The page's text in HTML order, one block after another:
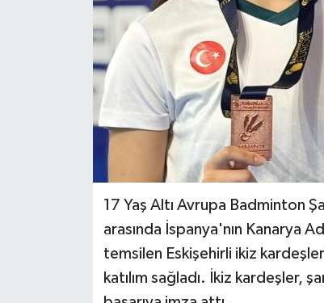
17 Yaş Altı Avrupa Badminton
arasında İspanya'nın Kanarya
temsilen Eskişehirli ikiz
katılım sağladı. İkiz kardeşler,
Magazin
Resmi İlanlar
Teknoloji